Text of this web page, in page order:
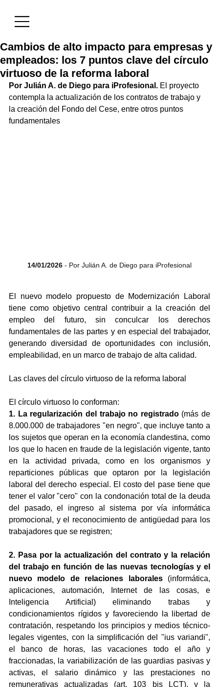
Cambios de alto impacto para empresas y
empleados: los 7 puntos clave del círculo
virtuoso de la reforma laboral
Por Julián A. de Diego para iProfesional. El proyecto
contempla la actualización de los contratos de trabajo y
la creación del Fondo del Cese, entre otros puntos
fundamentales
14/01/2026 - Por Julián A. de Diego para iProfesional
El nuevo modelo propuesto de Modernización Laboral
tiene como objetivo central contribuir a la creación del
empleo del futuro, sin conculcar los derechos
fundamentales de las partes y en especial del trabajador,
generando diversidad de oportunidades con inclusión,
empleabilidad, en un marco de trabajo de alta calidad.
Las claves del círculo virtuoso de la reforma laboral
El círculo virtuoso lo conforman:
1. La regularización del trabajo no registrado (más de
8.000.000 de trabajadores "en negro", que incluye tanto a
los sujetos que operan en la economía clandestina, como
los que lo hacen en fraude de la legislación vigente, tanto
en la actividad privada, como en los organismos y
reparticiones públicas que optaron por la legislación
laboral del derecho especial. El costo del pase tiene que
tener el valor "cero" con la condonación total de la deuda
del pasado, el ingreso al sistema por vía informática
promocional, y el reconocimiento de antigüedad para los
trabajadores que se registren;
2. Pasa por la actualización del contrato y la relación
del trabajo en función de las nuevas tecnologías y el
nuevo modelo de relaciones laborales (informática,
aplicaciones, automación, Internet de las cosas, e
Inteligencia Artificial) eliminando trabas y
condicionamientos rígidos y favoreciendo la libertad de
contratación, respetando los principios y medios técnico-
legales vigentes, con la simplificación del "ius variandi",
el banco de horas, las vacaciones todo el año y
fraccionadas, la variabilización de las guardias pasivas y
activas, el salario dinámico y las prestaciones no
remunerativas actualizadas (art. 103 bis LCT), y la